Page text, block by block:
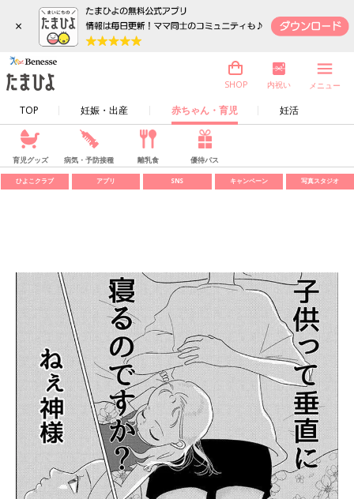
×
TOP 妊娠・出産 赤ちゃん・育児 妊活
SHOP 内祝い メニュー
育児グッズ 病気・予防接種 離乳食 優待パス
ひよこクラブ アプリ SNS キャンペーン 写真スタジオ